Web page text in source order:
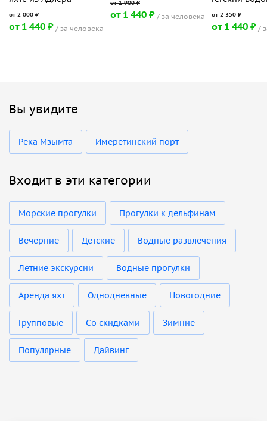
от 1 440 ₽ за человека
от 1 440 ₽ за человека
от 1 440 ₽
Вы увидите
Река Мзымта Имеретинский порт
Входит в эти категории
Морские прогулки Прогулки к дельфинам
Вечерние Детские Водные развлечения
Летние экскурсии Водные прогулки
Аренда яхт Однодневные Новогодние
Групповые Со скидками Зимние
Популярные Дайвинг